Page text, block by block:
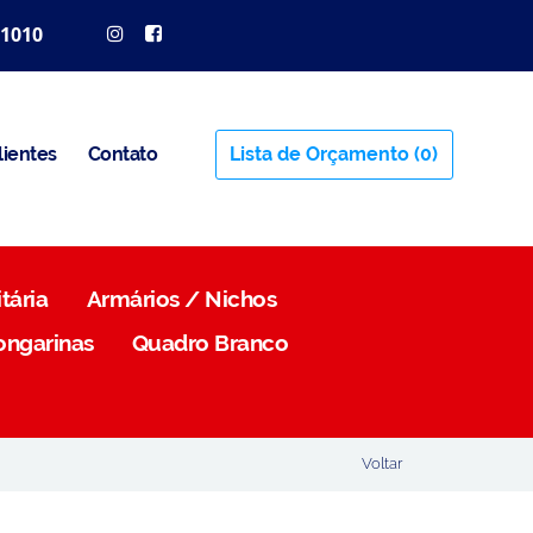
Contato Lista de Orçamento (0)
Armários / Nichos
Quadro Branco
Voltar